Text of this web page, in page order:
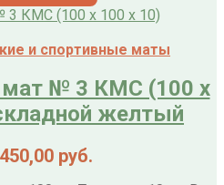
и спортивные маты
мат № 3 КМС (100 х
желтый
руб.